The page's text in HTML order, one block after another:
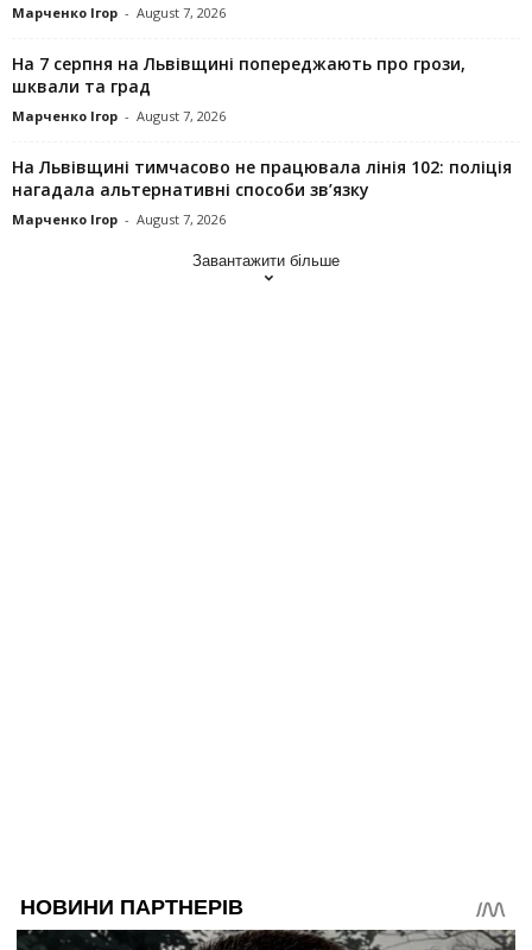
Марченко Ігор - August 7, 2026
На 7 серпня на Львівщині попереджають про грози,
шквали та град
Марченко Ігор - August 7, 2026
На Львівщині тимчасово не працювала лінія 102: поліція
нагадала альтернативні способи зв’язку
Марченко Ігор - August 7, 2026
Завантажити більше